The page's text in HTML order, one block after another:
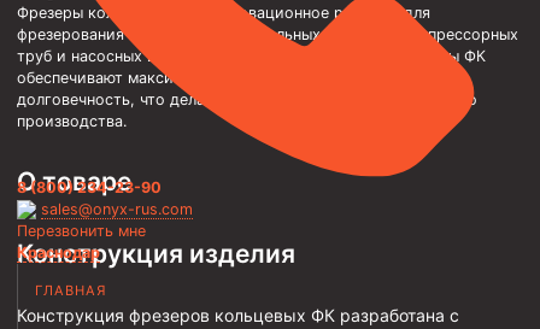
8 (800) 234-23-90
sales@onyx-rus.com
Перезвонить мне
Краснодар
ГЛАВНАЯ
Трубы НКТ ТУ 14-3Р-138-2014
Трубы НКТ ТУ 14-3Р-121-2011
Трубы НКТ ТУ 14-161-232-2008
Трубы НКТ ТУ 39-0147016-97-99
Трубы НКТ ТУ 14-3-1534-87
Трубы НКТ ТУ 14-161-237-2018
Трубы НКТ ГОСТ 633-80
Фрезеры кольцевые ФК – инновационное решение для
фрезерования прихваченных бурильных, насосно-компрессорных
труб и насосных штанг. Эти высококачественные фрезеры ФК
обеспечивают максимальную производительность и
долговечность, что делает их неотъемлемой частью вашего
производства.
О товаре
Конструкция изделия
Конструкция фрезеров кольцевых ФК разработана с